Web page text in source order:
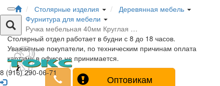
8 (916) 290-06-71
Столярные изделия
Деревянная мебель
Фурнитура для мебели
Ручка мебельная 40мм Круглая …
Столярный отдел работает в будни с 8 до 18 часов.
Уважаемые покупатели, по техническим причинам оплата
картами в офисе не принимается.
Оптовикам